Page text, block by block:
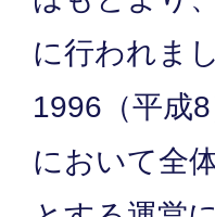
に行われまし
1996（平成
において全